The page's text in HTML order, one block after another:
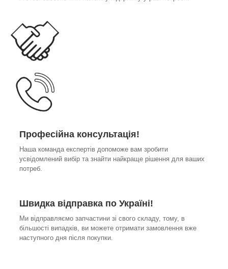
Професійна консультація!
Наша команда експертів допоможе вам зробити
усвідомлений вибір та знайти найкраще рішення для ваших
потреб.
Швидка відправка по Україні!
Ми відправляємо запчастини зі свого складу, тому, в
більшості випадків, ви можете отримати замовлення вже
наступного дня після покупки.